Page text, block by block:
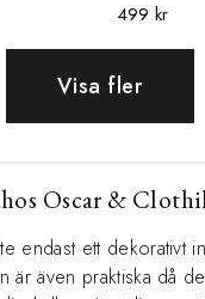
499 kr
Visa fler
Oscar &
endast ett dekorativt
är även praktiska då